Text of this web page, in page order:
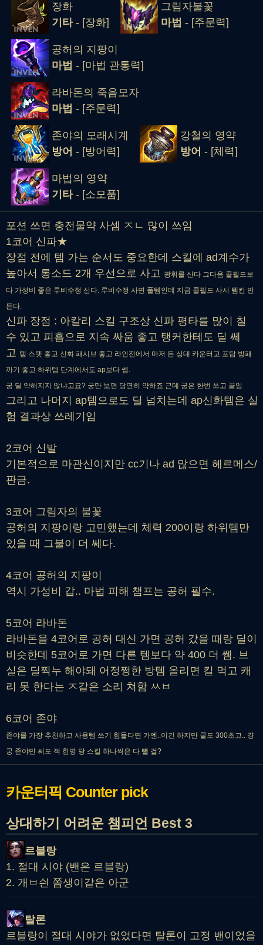
장화
기타- [장화]
그림자불꽃
마법 - [주문력]
공허의 지팡이
마법 - [마법 관통력]
라바돈의 죽음모자
마법 - [주문력]
존야의 모래시계
방어 - [방어력]
강철의 영약
방어 - [체력]
마법의 영약
기타- [소모품]
포션 쓰면 충전물약 사셈 ㅈㄴ 많이 쓰임
1코어 신파★
장점 전에 템 가는 순서도 중요한데 스킬에 ad계수가
높아서 롱소드 2개 우선으로 사고
광휘를 산다 그다음 콜필드보
다 가성비 좋은 루비수정 산다. 루비수정 사면 풀템인데 지금 콜필드 사서 템칸 만
든다.
신파 장점 : 아칼리 스킬 구조상 신파 평타를 많이 칠
수 있고 피흡으로 지속 싸움 좋고 탱커한테도 딜 쎄
고
템 스텟 좋고 신화 패시브 좋고 라인전에서 마저 든 상대 카운터고 포탑 방패
까기 좋고 하위템 단계에서도 ap보다 쎔.
궁 딜 약해지지 않냐고요? 궁만 보면 당연히 약하죠 근데 궁은 한번 쓰고 끝임
그리고 나머지 ap템으로도 딜 넘치는데 ap신화템은 실
험 결과상 쓰레기임
2코어 신발
기본적으로 마관신이지만 cc기나 ad 많으면 헤르메스/
판금.
3코어 그림자의 불꽃
공허의 지팡이랑 고민했는데 체력 200이랑 하위템만
있을 때 그불이 더 쎄다.
4코어 공허의 지팡이
역시 가성비 갑.. 마법 피해 챔프는 공허 필수.
5코어 라바돈
라바돈을 4코어로 공허 대신 가면 공허 갔을 때랑 딜이
비슷한데 5코어로 가면 다른 템보다 약 400 더 쎔. 브
실은 딜찍누 해야돼 어정쩡한 방템 올리면 킬 먹고 캐
리 못 한다는 ㅈ같은 소리 쳐함 ㅆㅂ
6코어 존야
존야를 가장 추천하고 사용템 쓰기 힘들다면 가엔..이긴 하지만 쿨도 300초고.. 걍
궁 존야만 써도 적 한명 당 스킬 하나씩은 다 뺄 걸?
카운터픽 Counter pick
상대하기 어려운 챔피언 Best 3
르블랑
1. 절대 시야 (밴은 르블랑)
2. 개ㅂ싄 쫌생이같은 아군
탈론
르블랑이 절대 시야가 없었다면 탈론이 고정 밴이었을